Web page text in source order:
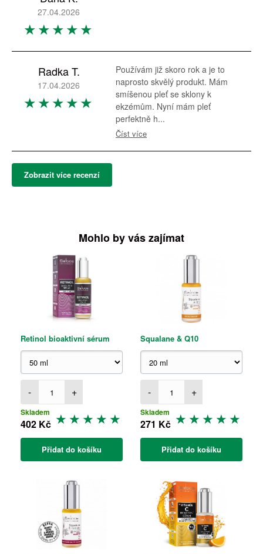
27.04.2026
Radka T.
17.04.2026
Používám již skoro rok a je to
naprosto skvělý produkt. Mám
smíšenou pleť se sklony k
ekzémům. Nyní mám pleť
perfektně h...
Číst více
Zobrazit více recenzí
Mohlo by vás zajímat
Retinol bioaktivní sérum
- +
Skladem
402 Kč
Přidat do košíku
Squalane & Q10
- +
Skladem
271 Kč
Přidat do košíku